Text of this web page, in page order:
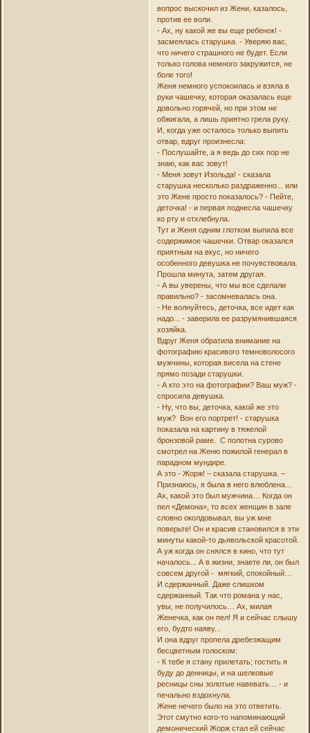
вопрос выскочил из Жени, казалось,
против ее воли.
- Ах, ну какой же вы еще ребенок! -
засмеялась старушка. - Уверяю вас,
что ничего страшного не будет. Если
только голова немного закружится, не
боле того!
Женя немного успокоилась и взяла в
руки чашечку, которая оказалась еще
довольно горячей, но при этом не
обжигала, а лишь приятно грела руку.
И, когда уже осталось только выпить
отвар, вдруг произнесла:
- Послушайте, а я ведь до сих пор не
знаю, как вас зовут!
- Меня зовут Изольда! - сказала
старушка несколько раздраженно... или
это Жене просто показалось? - Пейте,
деточка! - и первая поднесла чашечку
ко рту и отхлебнула.
Тут и Женя одним глотком выпила все
содержимое чашечки. Отвар оказался
приятным на вкус, но ничего
особенного девушка не почувствовала.
Прошла минута, затем другая.
- А вы уверены, что мы все сделали
правильно? - засомневалась она.
- Не волнуйтесь, деточка, все идет как
надо... - заверила ее разрумянившаяся
хозяйка.
Вдруг Женя обратила внимание на
фотографию красивого темноволосого
мужчины, которая висела на стене
прямо позади старушки.
- А кто это на фотографии? Ваш муж? -
спросила девушка.
- Ну, что вы, деточка, какой же это
муж? Вон его портрет! - старушка
показала на картину в тяжелой
бронзовой раме. С полотна сурово
смотрел на Женю пожилой генерал в
парадном мундире.
А это - Жорж! – сказала старушка. –
Признаюсь, я была в него влюблена…
Ах, какой это был мужчина… Когда он
пел «Демона», то всех женщин в зале
словно околдовывал, вы уж мне
поверьте! Он и красив становился в эти
минуты какой-то дьявольской красотой.
А уж когда он снялся в кино, что тут
началось... А в жизни, знаете ли, он был
совсем другой - мягкий, спокойный…
И сдержанный. Даже слишком
сдержанный. Так что романа у нас,
увы, не получилось… Ах, милая
Женечка, как он пел! Я и сейчас слышу
его, будто наяву...
И она вдруг пропела дребезжащим
бесцветным голоском:
- К тебе я стану прилетать; гостить я
буду до денницы, и на шелковые
ресницы сны золотые навевать… - и
печально вздохнула.
Жене нечего было на это ответить.
Этот смутно кого-то напоминающий
демонический Жорж стал ей сейчас